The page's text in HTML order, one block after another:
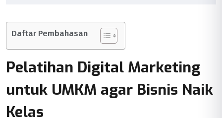
Daftar Pembahasan
Pelatihan Digital Marketing
untuk UMKM agar Bisnis Naik
Kelas